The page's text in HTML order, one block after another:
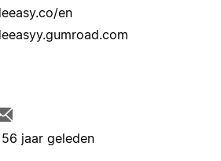
en
jaar geleden